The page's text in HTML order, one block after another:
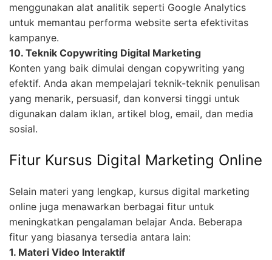
menggunakan alat analitik seperti Google Analytics
untuk memantau performa website serta efektivitas
kampanye.
10. Teknik Copywriting Digital Marketing
Konten yang baik dimulai dengan copywriting yang
efektif. Anda akan mempelajari teknik-teknik penulisan
yang menarik, persuasif, dan konversi tinggi untuk
digunakan dalam iklan, artikel blog, email, dan media
sosial.
Fitur Kursus Digital Marketing Online
Selain materi yang lengkap, kursus digital marketing
online juga menawarkan berbagai fitur untuk
meningkatkan pengalaman belajar Anda. Beberapa
fitur yang biasanya tersedia antara lain:
1. Materi Video Interaktif